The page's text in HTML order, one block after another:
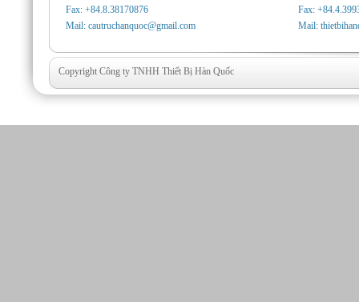
Fax: +84.8.38170876
Mail: cautruchanquoc@gmail.com
Fax:
Mail:
Copyright Công ty TNHH Thiết Bị Hàn Quốc